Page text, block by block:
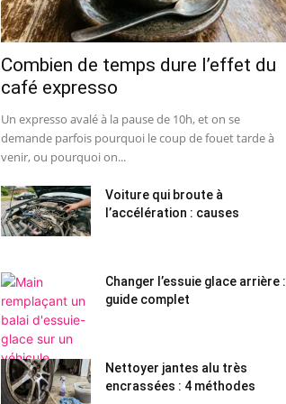
Combien de temps dure l’effet du
café expresso
Un expresso avalé à la pause de 10h, et on se
demande parfois pourquoi le coup de fouet tarde à
venir, ou pourquoi on...
Voiture qui broute à
l’accélération : causes
Changer l’essuie glace arrière :
guide complet
Nettoyer jantes alu très
encrassées : 4 méthodes